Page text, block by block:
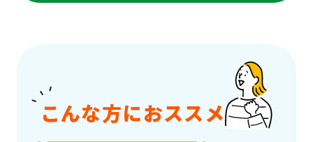
こんな方におススメ